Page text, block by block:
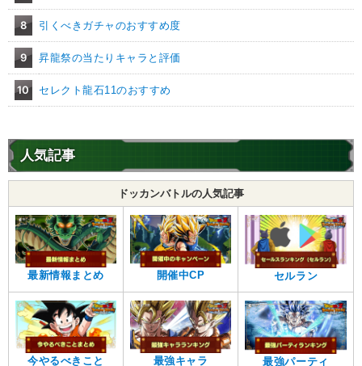
8 引くべきガチャのおすすめ度
9 昇龍祭の当たりキャラと評価
10 セレクト龍石11のおすすめ
人気記事
ドッカンバトルの人気記事
最新情報まとめ 開催中CP セルラン
今やるべきこと 最強キャラ 最強パーティ